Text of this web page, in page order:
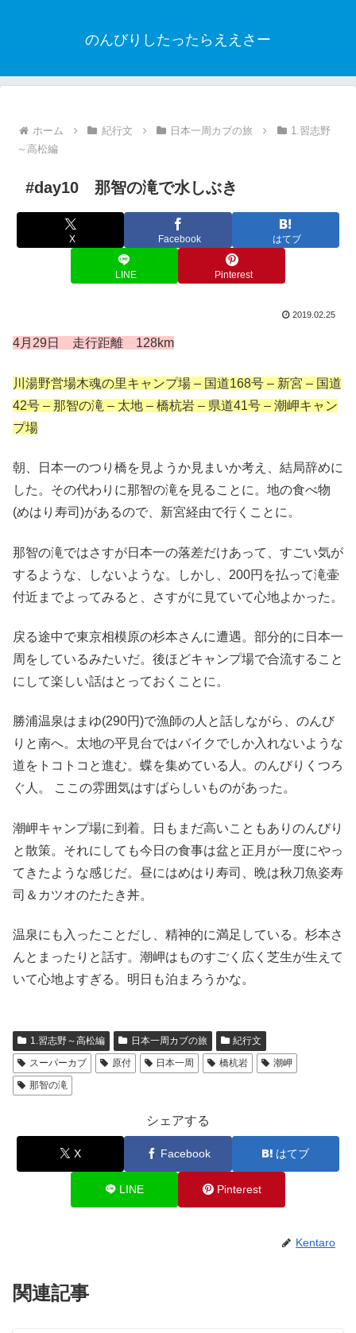
のんびりしたったらええさー
ホーム 紀行文 日本一周カブの旅
1.習志野
～高松編
#day10 那智の滝で水しぶき
X Facebook はてブ
LINE Pinterest
2019.02.25
4月29日 走行距離 128km
川湯野営場木魂の里キャンプ場 – 国道168号 – 新宮 – 国道
42号 – 那智の滝 – 太地 – 橋杭岩 – 県道41号 – 潮岬キャン
プ場
朝、日本一のつり橋を見ようか見まいか考え、結局辞めに
した。その代わりに那智の滝を見ることに。地の食べ物
(めはり寿司)があるので、新宮経由で行くことに。
那智の滝ではさすが日本一の落差だけあって、すごい気が
するような、しないような。しかし、200円を払って滝壷
付近までよってみると、さすがに見ていて心地よかった。
戻る途中で東京相模原の杉本さんに遭遇。部分的に日本一
周をしているみたいだ。後ほどキャンプ場で合流すること
にして楽しい話はとっておくことに。
勝浦温泉はまゆ(290円)で漁師の人と話しながら、のんび
りと南へ。太地の平見台ではバイクでしか入れないような
道をトコトコと進む。蝶を集めている人。のんびりくつろ
ぐ人。 ここの雰囲気はすばらしいものがあった。
潮岬キャンプ場に到着。日もまだ高いこともありのんびり
と散策。それにしても今日の食事は盆と正月が一度にやっ
てきたような感じだ。昼にはめはり寿司、晩は秋刀魚姿寿
司＆カツオのたたき丼。
温泉にも入ったことだし、精神的に満足している。杉本さ
んとまったりと話す。潮岬はものすごく広く芝生が生えて
いて心地よすぎる。明日も泊まろうかな。
1.習志野～高松編 日本一周カブの旅
紀行文
スーパーカブ
原付 日本一周 橋杭岩
潮岬
那智の滝
シェアする
X Facebook はてブ
LINE Pinterest
Kentaro
関連記事